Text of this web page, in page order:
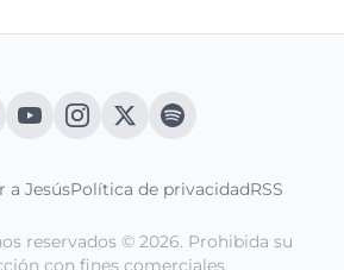
a JesúsPolítica de privacidadRSS
reservados © 2026. Prohibida su
con fines comerciales.